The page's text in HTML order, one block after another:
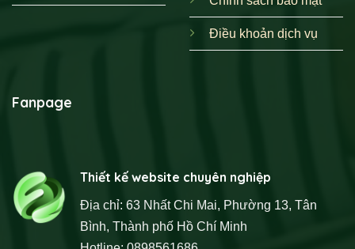
Điều khoản dịch vụ
Fanpage
Thiết kế website chuyên nghiệp
Địa chỉ: 63 Nhất Chi Mai, Phường 13, Tân
Bình, Thành phố Hồ Chí Minh